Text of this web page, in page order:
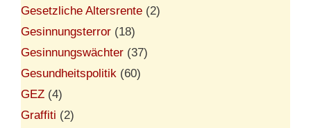
Gesetzliche Altersrente (2)
Gesinnungsterror (18)
Gesinnungswächter (37)
Gesundheitspolitik (60)
GEZ (4)
Graffiti (2)